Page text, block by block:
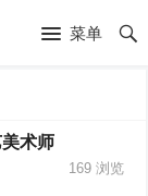
菜单
术师
169浏览